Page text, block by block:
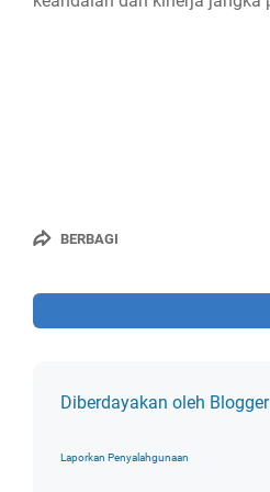
BERBAGI
Diberdayakan oleh Blogger
Laporkan Penyalahgunaan